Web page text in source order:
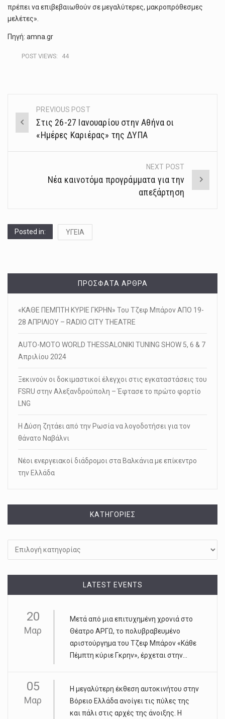
πρέπει να επιβεβαιωθούν σε μεγαλύτερες, μακροπρόθεσμες
μελέτες».
Πηγή: amna.gr
POST VIEWS: 44
Post
navigation
PREVIOUS POST
Στις 26-27 Ιανουαρίου στην Αθήνα οι
«Ημέρες Καριέρας» της ΔΥΠΑ
NEXT POST
Νέα καινοτόμα προγράμματα για την
απεξάρτηση
Posted in: ΥΓΕΙΑ
ΠΡΌΣΦΑΤΑ ΆΡΘΡΑ
«ΚΑΘΕ ΠΕΜΠΤΗ ΚΥΡΙΕ ΓΚΡΗΝ» Του Τζεφ Μπάρον ΑΠΟ 19-
28 ΑΠΡΙΛΙΟΥ – RADIO CITY THEATRE
AUTO-MOTO WORLD THESSALONIKI TUNING SHOW 5, 6 & 7
Απριλίου 2024
Ξεκινούν οι δοκιμαστικοί έλεγχοι στις εγκαταστάσεις του
FSRU στην Αλεξανδρούπολη – Έφτασε το πρώτο φορτίο
LNG
Η Δύση ζητάει από την Ρωσία να λογοδοτήσει για τον
θάνατο Ναβάλνι
Νέοι ενεργειακοί διάδρομοι στα Βαλκάνια με επίκεντρο
την Ελλάδα
KΑΤΗΓΟΡΊΕΣ
LATEST EVENTS
20
Μαρ
Μετά από μια επιτυχημένη χρονιά στο
Θέατρο ΑΡΓΩ, το πολυβραβευμένο
αριστούργημα του Τζεφ Μπάρον «Κάθε
Πέμπτη κύριε Γκρην», έρχεται στην...
05
Μαρ
Η μεγαλύτερη έκθεση αυτοκινήτου στην
Βόρειο Ελλάδα ανοίγει τις πύλες της
και πάλι στις αρχές της άνοιξης. Η